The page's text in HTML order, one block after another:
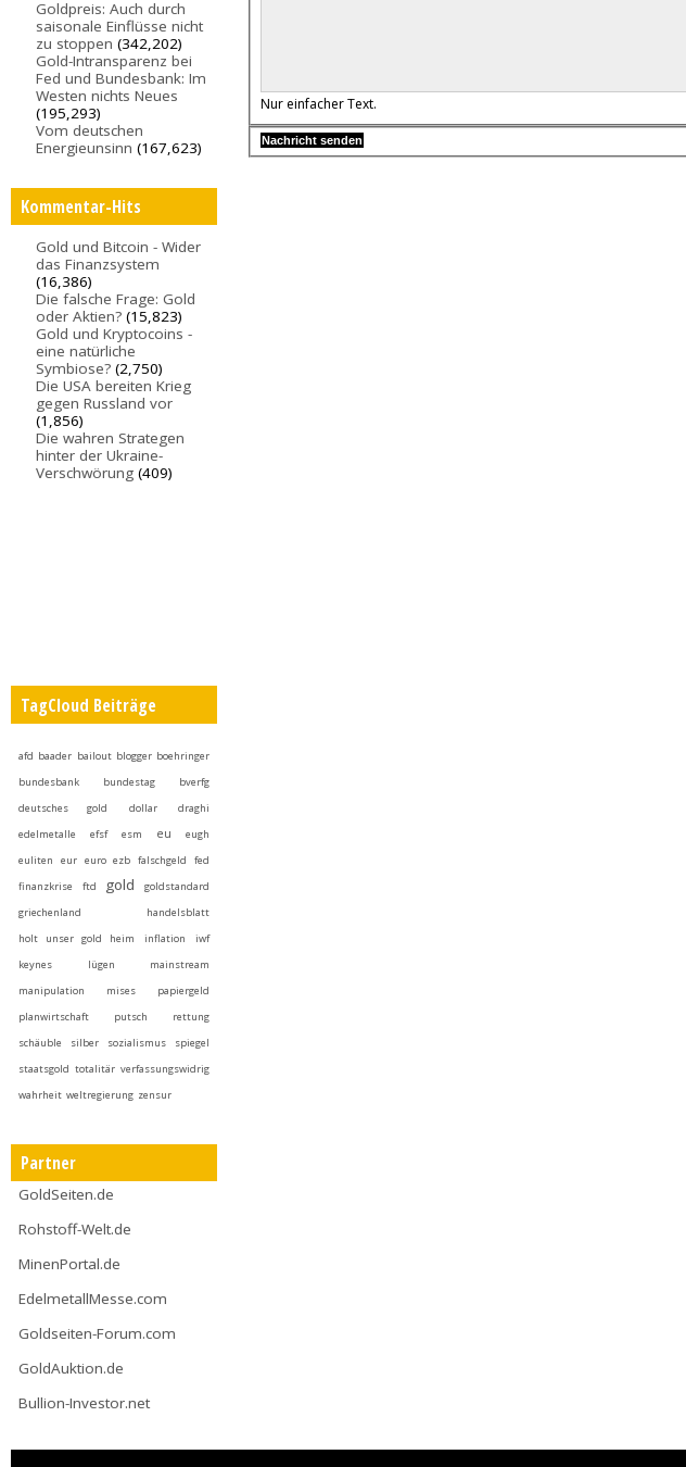
Goldpreis: Auch durch
saisonale Einflüsse nicht
zu stoppen (342,202)
Gold-Intransparenz bei
Fed und Bundesbank: Im
Westen nichts Neues
(195,293)
Vom deutschen
Energieunsinn (167,623)
Kommentar-Hits
Gold und Bitcoin - Wider
das Finanzsystem
(16,386)
Die falsche Frage: Gold
oder Aktien? (15,823)
Gold und Kryptocoins -
eine natürliche
Symbiose? (2,750)
Die USA bereiten Krieg
gegen Russland vor
(1,856)
Die wahren Strategen
hinter der Ukraine-
Verschwörung (409)
TagCloud Beiträge
afd baader bailout blogger boehringer
bundesbank
bundestag
bverfg
deutsches gold
dollar
draghi
edelmetalle
efsf esm eu
eugh
euliten
eur euro ezb falschgeld
fed
finanzkrise
ftd gold
goldstandard
griechenland
handelsblatt
holt unser gold heim
inflation
iwf
keynes
lügen
mainstream
manipulation
mises
papiergeld
planwirtschaft
putsch
rettung
schäuble
silber sozialismus
spiegel
staatsgold totalitär verfassungswidrig
wahrheit weltregierung zensur
Partner
GoldSeiten.de
Rohstoff-Welt.de
MinenPortal.de
EdelmetallMesse.com
Goldseiten-Forum.com
GoldAuktion.de
Bullion-Investor.net
Nur einfacher Text.